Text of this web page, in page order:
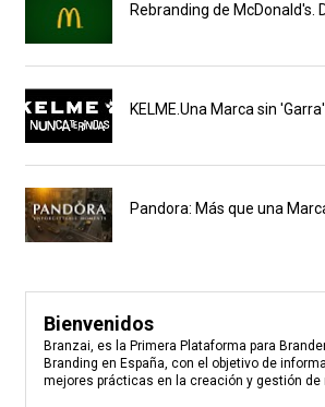
Rebranding de McDonald's.
KELME.Una Marca sin 'Garra'.
Pandora: Más que una
Bienvenidos
Branzai, es la Primera Plataforma para
Branding en España, con el objetivo de
mejores prácticas en la creación y gestión de